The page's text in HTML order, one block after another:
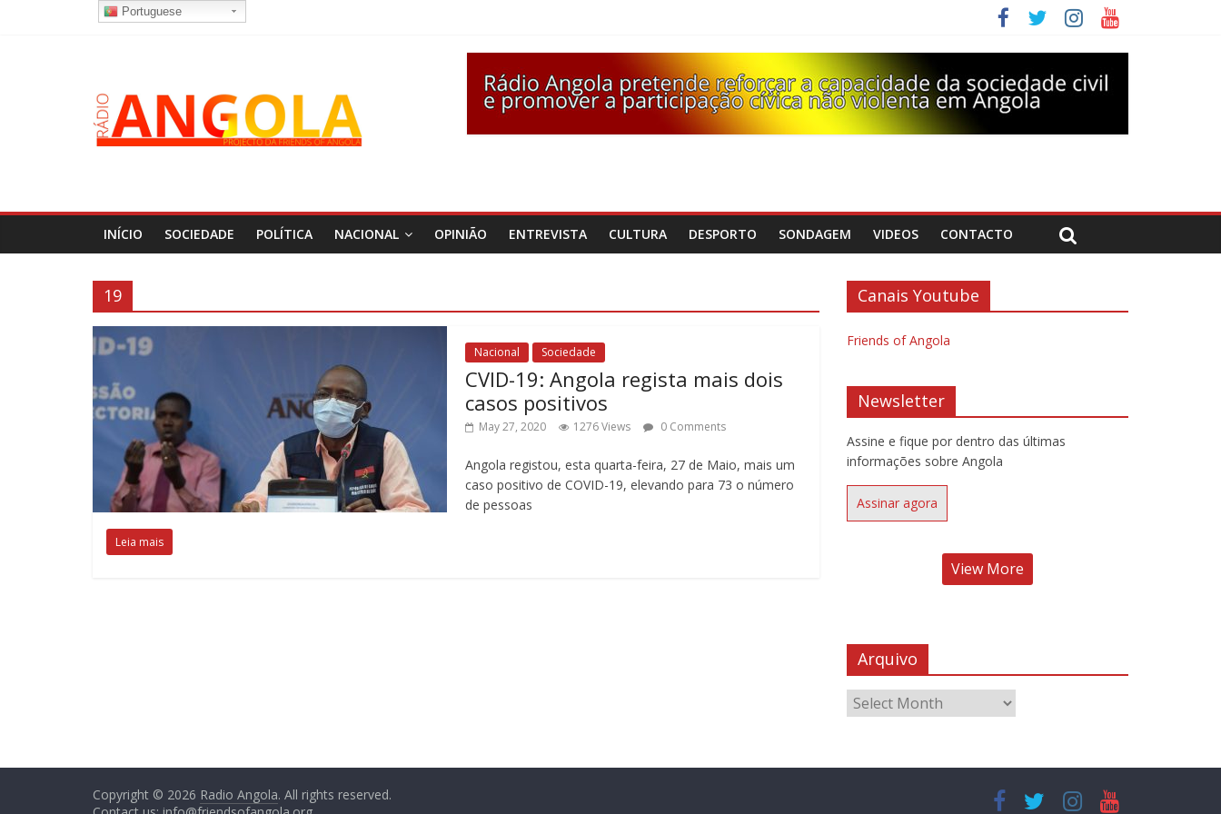
INÍCIO SOCIEDADE POLÍTICA NACIONAL OPINIÃO ENTREVISTA CULTURA DESPORTO SONDAGEM VIDEOS CONTACTO
19
Nacional Sociedade
CVID-19: Angola regista mais dois
casos positivos
May 27, 2020 1276 Views 0 Comments
Angola registou, esta quarta-feira, 27 de Maio, mais um
caso positivo de COVID-19, elevando para 73 o número
de pessoas
Leia mais
Canais Youtube
Friends of Angola
Newsletter
Assine e fique por dentro das últimas
informações sobre Angola
Assinar agora
View More
Arquivo
Copyright © 2026 Radio Angola. All rights reserved.
Portuguese